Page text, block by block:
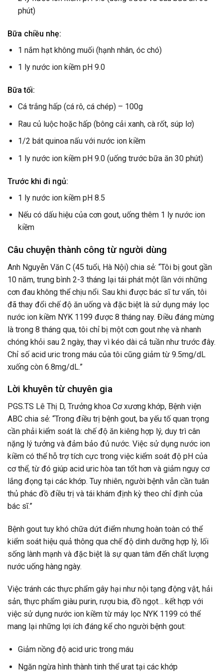
phút)
Bữa chiều nhẹ:
1 nắm hạt không muối (hạnh nhân, óc chó)
1 ly nước ion kiềm pH 9.0
Bữa tối:
Cá trắng hấp (cá rô, cá chép) – 100g
Rau củ luộc hoặc hấp (bông cải xanh, cà rốt, súp lơ)
1/2 bát quinoa nấu với nước ion kiềm
1 ly nước ion kiềm pH 9.0 (uống trước bữa ăn 30 phút)
Trước khi đi ngủ:
1 ly nước ion kiềm pH 8.5
Nếu có dấu hiệu của cơn gout, uống thêm 1 ly nước ion
kiềm
Câu chuyện thành công từ người dùng
Anh Nguyễn Văn C (45 tuổi, Hà Nội) chia sẻ: “Tôi bị gout gần
10 năm, trung bình 2-3 tháng lại tái phát một lần với những
cơn đau không thể chịu nổi. Sau khi được bác sĩ tư vấn, tôi
đã thay đổi chế độ ăn uống và đặc biệt là sử dụng máy lọc
nước ion kiềm NYK 1199 được 8 tháng nay. Điều đáng mừng
là trong 8 tháng qua, tôi chỉ bị một cơn gout nhẹ và nhanh
chóng khỏi sau 2 ngày, thay vì kéo dài cả tuần như trước đây.
Chỉ số acid uric trong máu của tôi cũng giảm từ 9.5mg/dL
xuống còn 6.8mg/dL.”
Lời khuyên từ chuyên gia
PGS.TS Lê Thị D, Trưởng khoa Cơ xương khớp, Bệnh viện
ABC chia sẻ: “Trong điều trị bệnh gout, ba yếu tố quan trọng
cần phải kiểm soát là: chế độ ăn kiêng hợp lý, duy trì cân
nặng lý tưởng và đảm bảo đủ nước. Việc sử dụng nước ion
kiềm có thể hỗ trợ tích cực trong việc kiểm soát độ pH của
cơ thể, từ đó giúp acid uric hòa tan tốt hơn và giảm nguy cơ
lắng đọng tại các khớp. Tuy nhiên, người bệnh vẫn cần tuân
thủ phác đồ điều trị và tái khám định kỳ theo chỉ định của
bác sĩ.”
Bệnh gout tuy khó chữa dứt điểm nhưng hoàn toàn có thể
kiểm soát hiệu quả thông qua chế độ dinh dưỡng hợp lý, lối
sống lành mạnh và đặc biệt là sự quan tâm đến chất lượng
nước uống hàng ngày.
Việc tránh các thực phẩm gây hại như nội tạng động vật, hải
sản, thực phẩm giàu purin, rượu bia, đồ ngọt… kết hợp với
việc sử dụng nước ion kiềm từ máy lọc NYK 1199 có thể
mang lại những lợi ích đáng kể cho người bệnh gout:
Giảm nồng độ acid uric trong máu
Ngăn ngừa hình thành tinh thể urat tại các khớp